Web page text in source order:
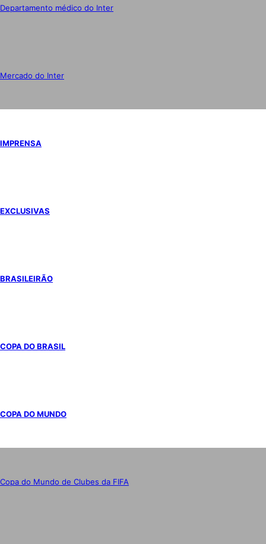
Departamento médico do Inter
Mercado do Inter
IMPRENSA
EXCLUSIVAS
BRASILEIRÃO
COPA DO BRASIL
COPA DO MUNDO
Copa do Mundo de Clubes da FIFA